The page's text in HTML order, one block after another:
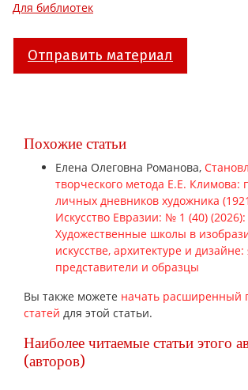
Для библиотек
Отправить материал
Похожие статьи
Елена Олеговна Романова,
творческого метода Е.Е. Климова:
личных дневников художника
Искусство Евразии: № 1 (40) (2026):
Художественные школы в
искусстве, архитектуре и
представители и образцы
Вы также можете начать расширенный
статей для этой статьи.
Наиболее читаемые статьи этого
(авторов)